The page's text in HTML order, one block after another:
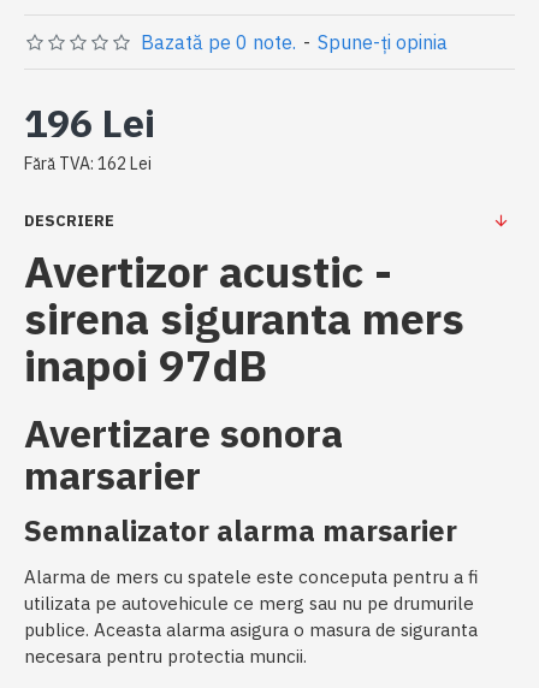
Bazată pe 0 note. - Spune-ţi opinia
196 Lei
Fără TVA: 162 Lei
DESCRIERE
Avertizor acustic -
sirena siguranta mers
inapoi 97dB
Avertizare sonora
marsarier
Semnalizator alarma marsarier
Alarma de mers cu spatele este conceputa pentru a fi
utilizata pe autovehicule ce merg sau nu pe drumurile
publice. Aceasta alarma asigura o masura de siguranta
necesara pentru protectia muncii.